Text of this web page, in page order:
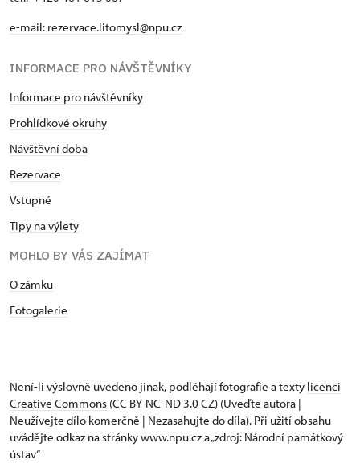
e-mail: rezervace.litomysl@npu.cz
INFORMACE PRO NÁVŠTĚVNÍKY
Informace pro návštěvníky
Prohlídkové okruhy
Návštěvní doba
Rezervace
Vstupné
Tipy na výlety
MOHLO BY VÁS ZAJÍMAT
O zámku
Fotogalerie
Není-li výslovně uvedeno jinak, podléhají fotografie a texty licenci
Creative Commons (CC BY-NC-ND 3.0 CZ) (Uveďte autora |
Neužívejte dílo komerčně | Nezasahujte do díla). Při užití obsahu
uvádějte odkaz na stránky www.npu.cz a „zdroj: Národní památkový
ústav“